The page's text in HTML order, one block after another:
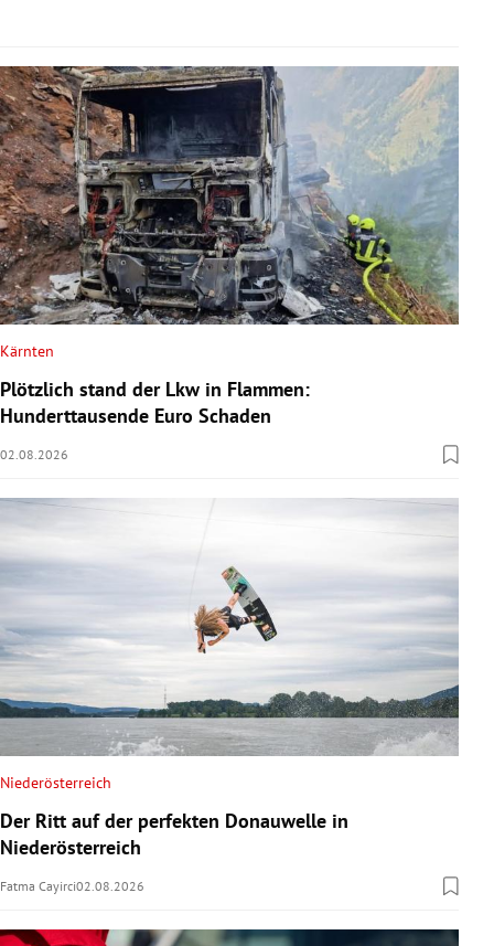
Kärnten
Plötzlich stand der Lkw in Flammen:
Hunderttausende Euro Schaden
02.08.2026
Niederösterreich
Der Ritt auf der perfekten Donauwelle in
Niederösterreich
Fatma Cayirci02.08.2026